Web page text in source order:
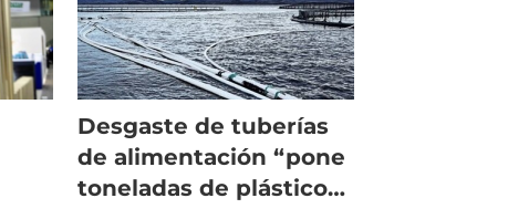
Desgaste de tuberías
de alimentación “pone
toneladas de plástico